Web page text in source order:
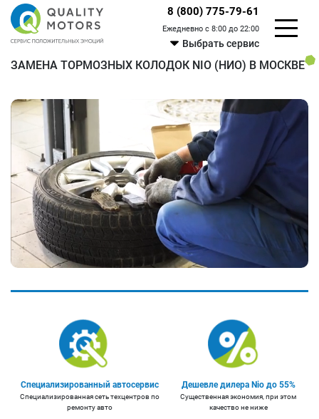
8 (800) 775-79-61
Ежедневно с 8:00 до 22:00
Выбрать сервис
ЗАМЕНА ТОРМОЗНЫХ КОЛОДОК NIO (НИО) В МОСКВЕ
Специализированный автосервис
Специализированная сеть техцентров по
ремонту авто
Дешевле дилера Nio до 55%
Существенная экономия, при этом
качество не ниже